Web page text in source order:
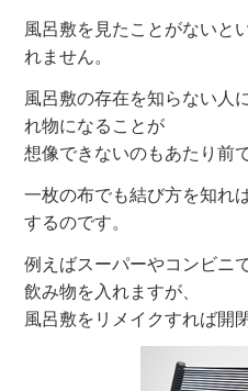
風呂敷を見たことがないと
れません。
風呂敷の存在を知らない人
れ物になることが
想像できないのもあたり前で
一枚の布でも結び方を知れ
するのです。
例えばスーパーやコンビニ
飲み物を入れますが、
風呂敷をリメイクすれば開